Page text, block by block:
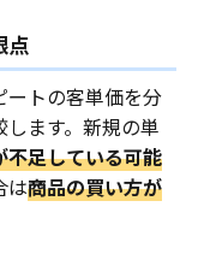
点
ートの客単価を分
ます。新規の単
不足している可能
は商品の買い方が